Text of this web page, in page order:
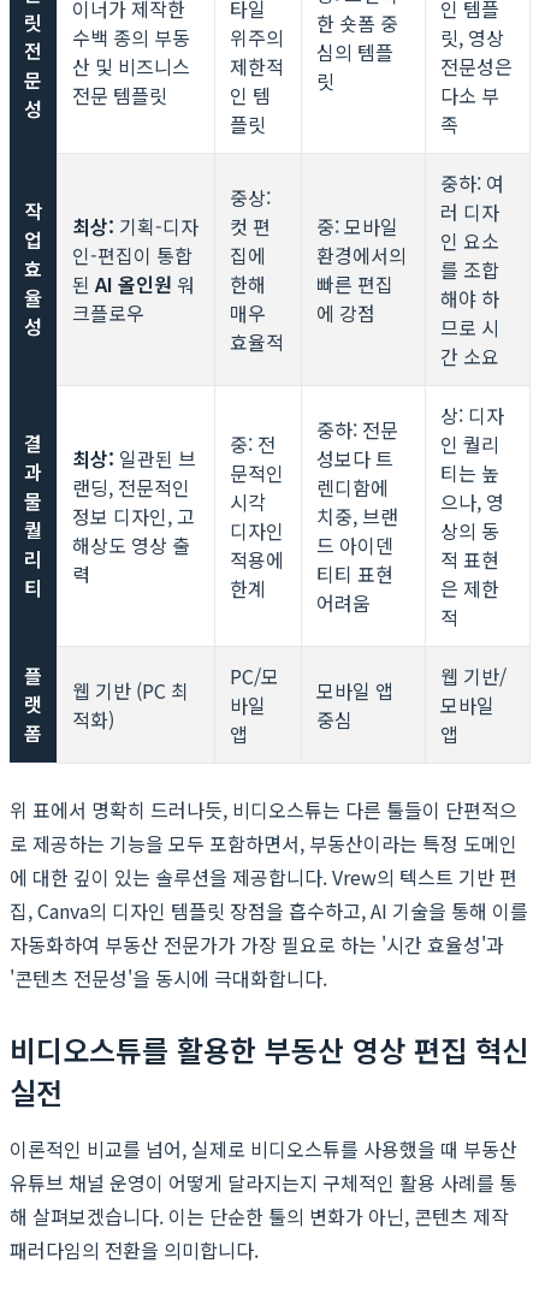
릿
전
문
성
이너가 제작한
수백 종의 부동
산 및 비즈니스
전문 템플릿
타일
위주의
제한적
인 템
플릿
한 숏폼 중
심의 템플
릿
인 템플
릿, 영상
전문성은
다소 부
족
작
업
효
율
성
최상: 기획-디자
인-편집이 통합
된AI 올인원 워
크플로우
중상:
컷 편
집에
한해
매우
효율적
중: 모바일
환경에서의
빠른 편집
에 강점
중하: 여
러 디자
인 요소
를 조합
해야 하
므로 시
간 소요
결
과
물
퀄
리
티
최상: 일관된 브
랜딩, 전문적인
정보 디자인, 고
해상도 영상 출
력
중: 전
문적인
시각
디자인
적용에
한계
중하: 전문
성보다 트
렌디함에
치중, 브랜
드 아이덴
티티 표현
어려움
상: 디자
인 퀄리
티는 높
으나, 영
상의 동
적 표현
은 제한
적
플
랫
폼
웹 기반 (PC 최
적화)
PC/모
바일
앱
모바일 앱
중심
웹 기반/
모바일
앱
위 표에서 명확히 드러나듯, 비디오스튜는 다른 툴들이 단편적으
로 제공하는 기능을 모두 포함하면서, 부동산이라는 특정 도메인
에 대한 깊이 있는 솔루션을 제공합니다. Vrew의 텍스트 기반 편
집, Canva의 디자인 템플릿 장점을 흡수하고, AI 기술을 통해 이를
자동화하여 부동산 전문가가 가장 필요로 하는 '시간 효율성'과
'콘텐츠 전문성'을 동시에 극대화합니다.
비디오스튜를 활용한 부동산 영상 편집 혁신
실전
이론적인 비교를 넘어, 실제로 비디오스튜를 사용했을 때 부동산
유튜브 채널 운영이 어떻게 달라지는지 구체적인 활용 사례를 통
해 살펴보겠습니다. 이는 단순한 툴의 변화가 아닌, 콘텐츠 제작
패러다임의 전환을 의미합니다.